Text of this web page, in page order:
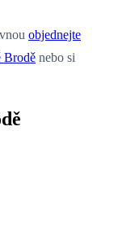
objednejte
Brodě nebo si